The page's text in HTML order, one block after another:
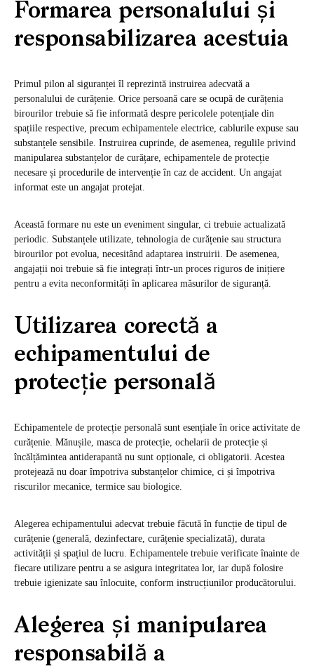
Formarea personalului și
responsabilizarea acestuia
Primul pilon al siguranței îl reprezintă instruirea adecvată a
personalului de curățenie. Orice persoană care se ocupă de curățenia
birourilor trebuie să fie informată despre pericolele potențiale din
spațiile respective, precum echipamentele electrice, cablurile expuse sau
substanțele sensibile. Instruirea cuprinde, de asemenea, regulile privind
manipularea substanțelor de curățare, echipamentele de protecție
necesare și procedurile de intervenție în caz de accident. Un angajat
informat este un angajat protejat.
Această formare nu este un eveniment singular, ci trebuie actualizată
periodic. Substanțele utilizate, tehnologia de curățenie sau structura
birourilor pot evolua, necesitând adaptarea instruirii. De asemenea,
angajații noi trebuie să fie integrați într-un proces riguros de inițiere
pentru a evita neconformități în aplicarea măsurilor de siguranță.
Utilizarea corectă a
echipamentului de
protecție personală
Echipamentele de protecție personală sunt esențiale în orice activitate de
curățenie. Mănușile, masca de protecție, ochelarii de protecție și
încălțămintea antiderapantă nu sunt opționale, ci obligatorii. Acestea
protejează nu doar împotriva substanțelor chimice, ci și împotriva
riscurilor mecanice, termice sau biologice.
Alegerea echipamentului adecvat trebuie făcută în funcție de tipul de
curățenie (generală, dezinfectare, curățenie specializată), durata
activității și spațiul de lucru. Echipamentele trebuie verificate înainte de
fiecare utilizare pentru a se asigura integritatea lor, iar după folosire
trebuie igienizate sau înlocuite, conform instrucțiunilor producătorului.
Alegerea și manipularea
responsabilă a